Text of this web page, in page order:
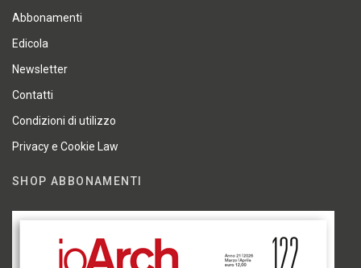
Abbonamenti
Edicola
Newsletter
Contatti
Condizioni di utilizzo
Privacy e Cookie Law
SHOP ABBONAMENTI